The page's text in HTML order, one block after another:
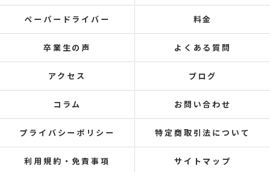
ペーパードライバー 料金
卒業生の声 よくある質問
アクセス ブログ
コラム お問い合わせ
プライバシーポリシー 特定商取引法について
利用規約・免責事項 サイトマップ